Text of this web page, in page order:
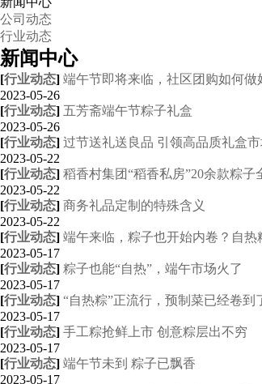
公司动态
行业动态
新闻中心
[行业动态] 端午节即将来临，社区团购如何做
2023-05-26
[行业动态] 五芳斋端午节粽子礼盒
2023-05-26
[行业动态] 过节送礼送良品 引领高品质礼盒
2023-05-22
[行业动态] 稻香村集团“稻香私房”20余款粽子
2023-05-22
[行业动态] 商务礼品定制的特殊含义
2023-05-22
[行业动态] 端午来临，粽子也开始内卷？自
2023-05-17
[行业动态] 粽子也能“自热”，端午市场火了
2023-05-17
[行业动态] “自热粽”正流行，预制菜已经卷到
2023-05-17
[行业动态] 手工粽抢鲜上市 创意粽层出不穷
2023-05-17
[行业动态] 端午节未到 粽子已飘香
2023-05-17